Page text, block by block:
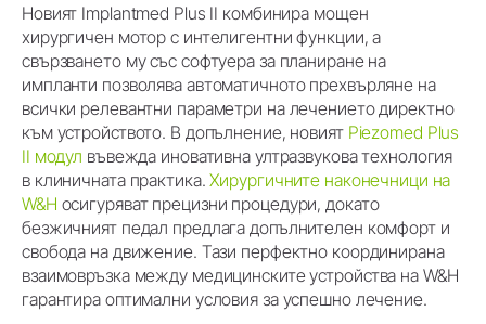
Новият Implantmed Plus II комбинира мощен
хирургичен мотор с интелигентни функции, а
свързването му със софтуера за планиране на
импланти позволява автоматичното прехвърляне на
всички релевантни параметри на лечението директно
към устройството. В допълнение, новият Piezomed Plus
II модул въвежда иновативна ултразвукова технология
в клиничната практика.Хирургичните наконечници на
W&H осигуряват прецизни процедури, докато
безжичният педал предлага допълнителен комфорт и
свобода на движение. Тази перфектно координирана
взаимовръзка между медицинските устройства на W&H
гарантира оптимални условия за успешно лечение.